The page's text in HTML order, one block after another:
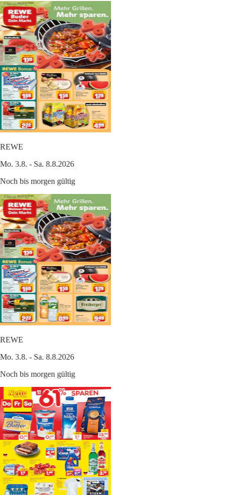
REWE
Mo. 3.8. - Sa. 8.8.2026
Noch bis morgen gültig
REWE
Mo. 3.8. - Sa. 8.8.2026
Noch bis morgen gültig